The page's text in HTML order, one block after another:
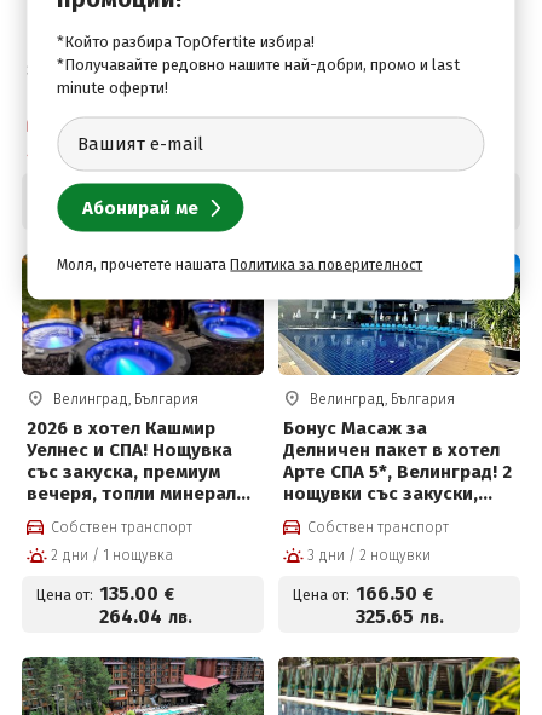
Велинград 5*! Нощувка +
закуска, вечеря, Уелнес
пакет и СПА зона за
възрастни + Безплатно
за деца до 12 г за 80.53
евро на човек
Собствен транспорт
2 дни / 1 нощувка
Цена от: 83.10
162.53 лв.
Парк 5*, Велинград!
Нощувка със закуска,
минерална вода и СПА
център + Безплатно за
деца до 12г на цени от
92.50 евро на човек
Велинград, България
2026 в хотел Кашмир
Уелнес и СПА! Нощувка
със закуска, премиум
вечеря, топли минерални
басейни, външни топила
и СПА център
Собствен транспорт
2 дни / 1 нощувка
Цена от: 135.00 €
264.04 лв.
Велинград, България
Бонус Масаж за
Делничен пакет в хотел
Арте СПА 5*, Велинград! 2
нощувки със закуски,
вечери, масаж,
вътрешен и външен
басейн с минерална вода
за деца до 12 г
Собствен транспорт
3 дни / 2 нощувки
Цена от: 166.50 €
325.65 лв.
*Който разбира TopOfertite избира!
*Получавайте редовно нашите най-добри, промо и last
minute оферти!
Моля, прочетете нашатаПолитика за поверителност